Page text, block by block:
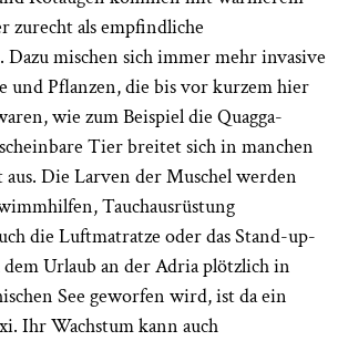
zurecht als empfindliche
Dazu mischen sich immer mehr invasive
und Pflanzen, die bis vor kurzem hier
wie zum Beispiel die Quagga­
Tier breitet sich in manchen
aus. Die Larven der Muschel werden
Tauchausrüstung
die Luftmatratze oder das Stand-up-
dem Urlaub an der Adria plötzlich in
See geworfen wird, ist da ein
Ihr Wachstum kann auch